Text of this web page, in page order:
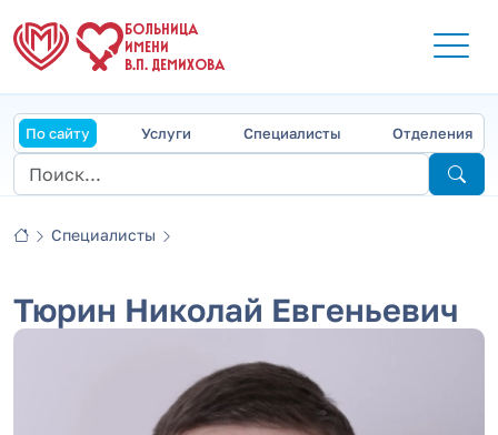
БОЛЬНИЦА
ИМЕНИ
В.П. ДЕМИХОВА
По сайту Услуги Специалисты Отделения
Специалисты
Тюрин Николай Евгеньевич